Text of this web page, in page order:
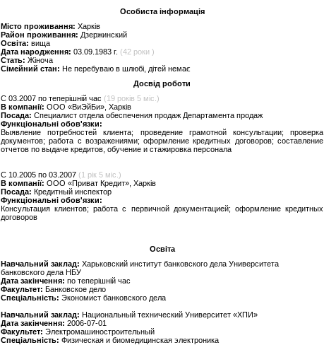
Особиста інформація
Місто проживання: Харків
Район проживання: Дзержинский
Освіта: вища
Дата народження: 03.09.1983 г. (42 роки )
Стать: Жіноча
Сімейний стан: Не перебуваю в шлюбі, дітей немає
Досвід роботи
C 03.2007 по теперішній час (19 років 5 міс.)
В компанії: ООО «ВиЭйБи», Харків
Посада: Специалист отдела обеспечения продаж Департамента продаж
Функціональні обов'язки:
Выявление потребностей клиента; проведение грамотной консультации; проверка
документов; работа с возражениями; оформление кредитных договоров; составление
отчетов по выдаче кредитов, обучение и стажировка персонала
C 10.2005 по 03.2007 (1 рік 5 міс.)
В компанії: ООО «Приват Кредит», Харків
Посада: Кредитный инспектор
Функціональні обов'язки:
Консультация клиентов; работа с первичной документацией; оформление кредитных
договоров
Освіта
Навчальний заклад: Харьковский институт банковского дела Университета
банковского дела НБУ
Дата закінчення: по теперішній час
Факультет: Банковское дело
Спеціальність: Экономист банковского дела
Навчальний заклад: Национальный технический Университет «ХПИ»
Дата закінчення: 2006-07-01
Факультет: Электромашиностроительный
Спеціальність: Физическая и биомедицинская электроника